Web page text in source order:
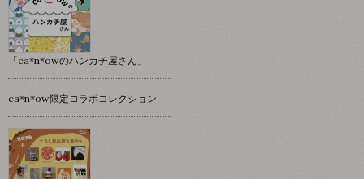
「ca*n*owのハンカチ屋さん」
ca*n*ow限定コラボコレクション